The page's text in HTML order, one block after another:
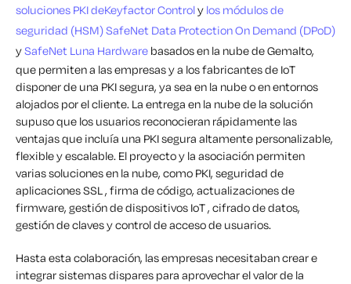
soluciones PKI deKeyfactor Controly los módulos de
seguridad (HSM)SafeNet Data Protection On Demand (DPoD)
ySafeNet Luna Hardware basados en la nube de Gemalto,
que permiten a las empresas y a los fabricantes de IoT
disponer de una PKI segura, ya sea en la nube o en entornos
alojados por el cliente. La entrega en la nube de la solución
supuso que los usuarios reconocieran rápidamente las
ventajas que incluía una PKI segura altamente personalizable,
flexible y escalable. El proyecto y la asociación permiten
varias soluciones en la nube, como PKI, seguridad de
aplicaciones SSL , firma de código, actualizaciones de
firmware, gestión de dispositivos IoT , cifrado de datos,
gestión de claves y control de acceso de usuarios.
Hasta esta colaboración, las empresas necesitaban crear e
integrar sistemas dispares para aprovechar el valor de la